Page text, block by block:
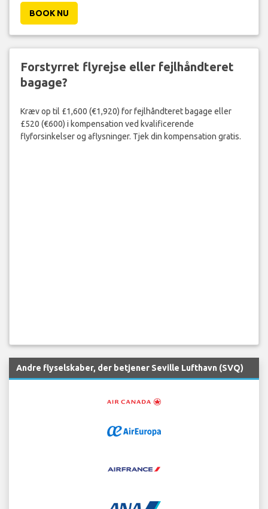
BOOK NU
Forstyrret flyrejse eller fejlhåndteret
bagage?
Kræv op til £1,600 (€1,920) for fejlhåndteret bagage eller
£520 (€600) i kompensation ved kvalificerende
flyforsinkelser og aflysninger. Tjek din kompensation gratis.
Andre flyselskaber, der betjener Seville Lufthavn (SVQ)